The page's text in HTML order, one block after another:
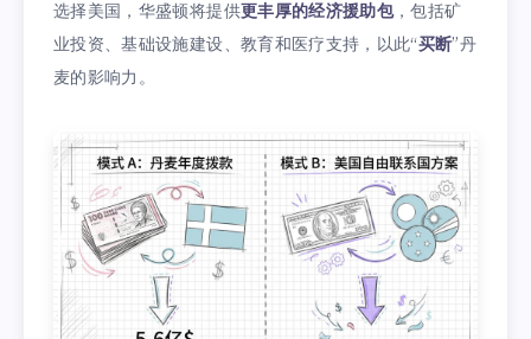
选择美国，华盛顿将提供更丰厚的经济援助包，包括矿
业投资、基础设施建设、教育和医疗支持，以此“买断”丹
麦的影响力。